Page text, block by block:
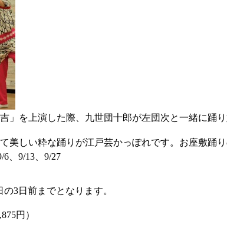
を上演した際、九世団十郎が左団次と一緒に踊
美しい粋な踊りが江戸芸かっぽれです。お座敷踊
6、9/13、9/27
3日前までとなります。
円）